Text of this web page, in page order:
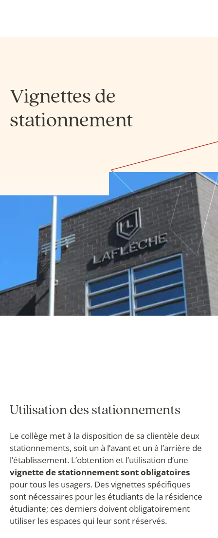
Vignettes de
stationnement
Utilisation des stationnements
Le collège met à la disposition de sa clientèle deux
stationnements, soit un à l’avant et un à l’arrière de
l’établissement. L’obtention et l’utilisation d’une
vignette de stationnement sont obligatoires
pour tous les usagers. Des vignettes spécifiques
sont nécessaires pour les étudiants de la résidence
étudiante; ces derniers doivent obligatoirement
utiliser les espaces qui leur sont réservés.